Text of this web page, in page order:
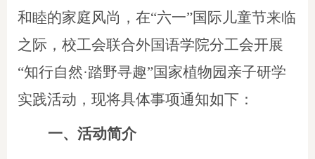
和睦的家庭风尚，在“六一”国际儿童节来临
之际，校工会联合外国语学院分工会开展
“知行自然·踏野寻趣”国家植物园亲子研学
实践活动，现将具体事项通知如下：
一、活动简介